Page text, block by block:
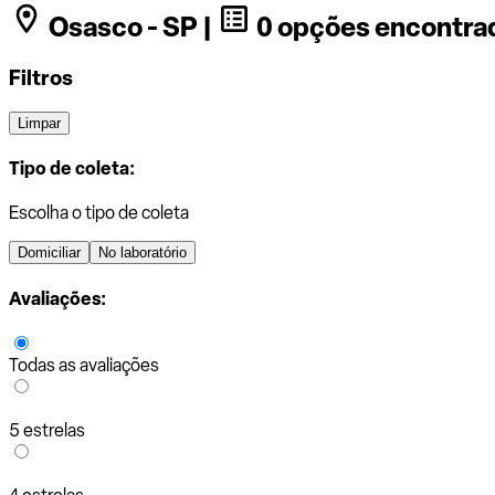
Osasco - SP | 0 opções
Filtros
Limpar
Tipo de coleta:
Escolha o tipo de coleta
Domiciliar No laboratório
Avaliações:
Todas as avaliações
5 estrelas